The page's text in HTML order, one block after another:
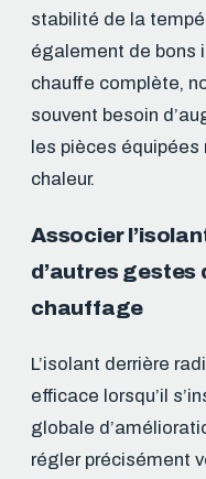
stabilité de la
également de bons
chauffe complète,
souvent besoin
les pièces
chaleur.
Associer
d’autres gestes
chauffage
L’isolant derrière
efficace lorsqu’il
globale
régler précisément